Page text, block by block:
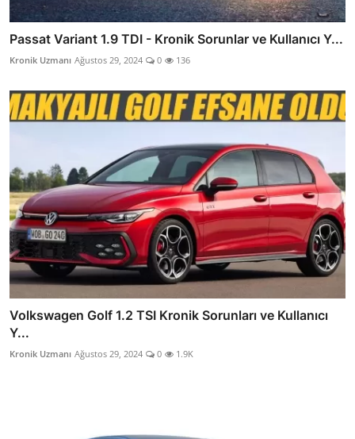
Passat Variant 1.9 TDI - Kronik Sorunlar ve Kullanıcı Y...
Kronik Uzmanı Ağustos 29, 2024 0 136
Volkswagen Golf 1.2 TSI Kronik Sorunları ve Kullanıcı
Y...
Kronik Uzmanı Ağustos 29, 2024 0 1.9K